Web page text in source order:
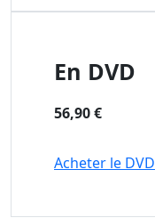
En DVD
56,90 €
Acheter le DVD